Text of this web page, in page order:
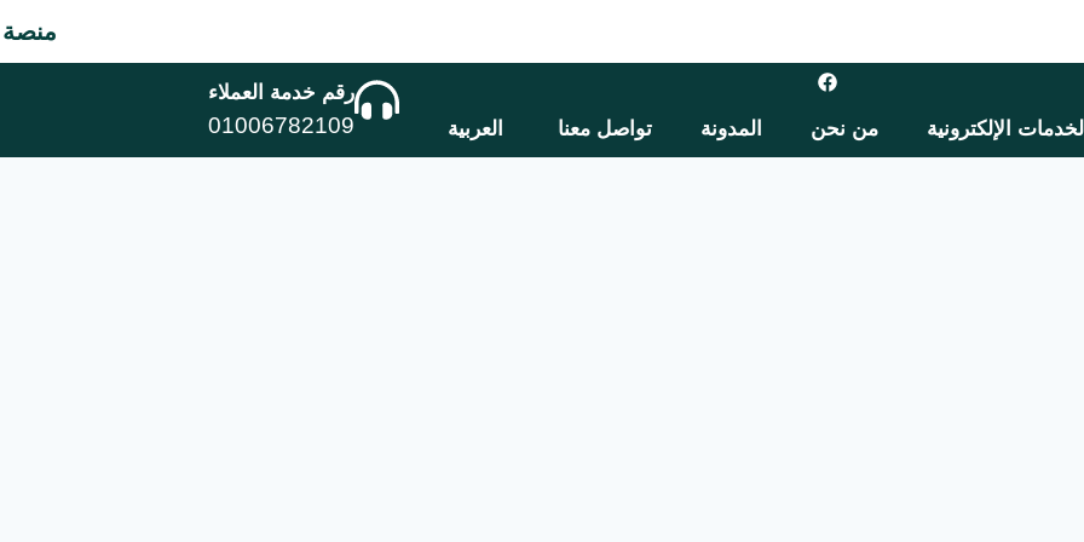
منصة متخصصة
الخدمات الإلكترونية من نحن المدونة تواصل معنا العربية
رقم خدمة العملاء
01006782109